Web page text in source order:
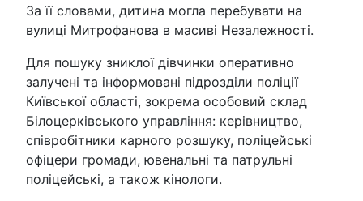
За її словами, дитина могла перебувати на
вулиці Митрофанова в масиві Незалежності.
Для пошуку зниклої дівчинки оперативно
залучені та інформовані підрозділи поліції
Київської області, зокрема особовий склад
Білоцерківського управління: керівництво,
співробітники карного розшуку, поліцейські
офіцери громади, ювенальні та патрульні
поліцейські, а також кінологи.